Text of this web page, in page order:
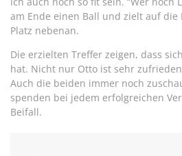
am Ende einen Ball und zielt auf die
Platz nebenan.
Die erzielten Treffer zeigen, dass
hat. Nicht nur Otto ist sehr
Auch die beiden immer noch
spenden bei jedem erfolgreichen
Beifall.